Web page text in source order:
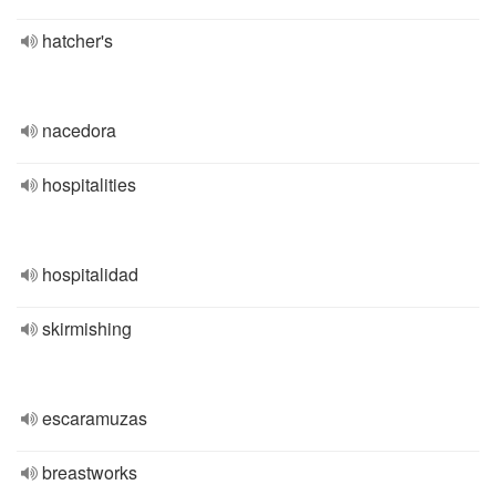
hatcher's
nacedora
hospitalities
hospitalidad
skirmishing
escaramuzas
breastworks